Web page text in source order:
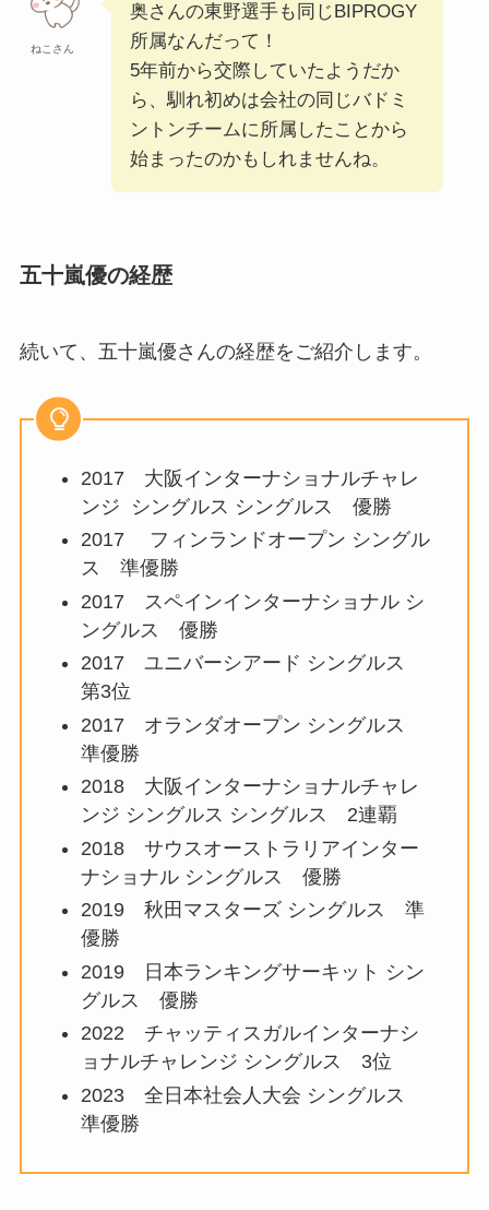
ねこさん
奥さんの東野選手も同じBIPROGY
所属なんだって！
5年前から交際していたようだか
ら、馴れ初めは会社の同じバドミ
ントンチームに所属したことから
始まったのかもしれませんね。
五十嵐優の経歴
続いて、五十嵐優さんの経歴をご紹介します。
2017 大阪インターナショナルチャレ
ンジ シングルス シングルス 優勝
2017 フィンランドオープン シングル
ス 準優勝
2017 スペインインターナショナル シ
ングルス 優勝
2017 ユニバーシアード シングルス
第3位
2017 オランダオープン シングルス
準優勝
2018 大阪インターナショナルチャレ
ンジ シングルス シングルス 2連覇
2018 サウスオーストラリアインター
ナショナル シングルス 優勝
2019 秋田マスターズ シングルス 準
優勝
2019 日本ランキングサーキット シン
グルス 優勝
2022 チャッティスガルインターナシ
ョナルチャレンジ シングルス 3位
2023 全日本社会人大会 シングルス
準優勝